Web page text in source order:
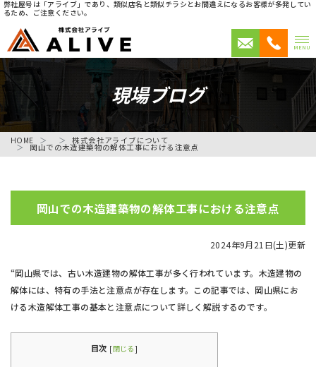
弊社屋号は「アライブ」であり、類似店名と類似チラシとお間違えになるお客様が多発してい
るため、ご注意ください。
MENU
現場ブログ
HOME 株式会社アライブについて
岡山での木造建築物の解体工事における注意点
岡山での木造建築物の解体工事における注意点
2024年9月21日(土)更新
“岡山県では、古い木造建物の解体工事が多く行われています。木造建物の
解体には、特有の手法と注意点が存在します。この記事では、岡山県にお
ける木造解体工事の基本と注意点について詳しく解説するのです。
目次 [閉じる]